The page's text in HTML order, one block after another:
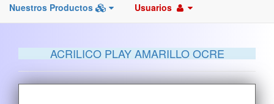
Nuestros Productos Usuarios
ACRILICO PLAY AMARILLO OCRE